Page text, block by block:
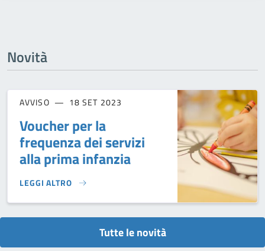
Novità
AVVISO 18 SET 2023
Voucher per la
frequenza dei servizi
alla prima infanzia
LEGGI ALTRO
VOUCHER PER LA FREQUENZA DEI SERVIZI ALLA PRIMA
Tutte le novità